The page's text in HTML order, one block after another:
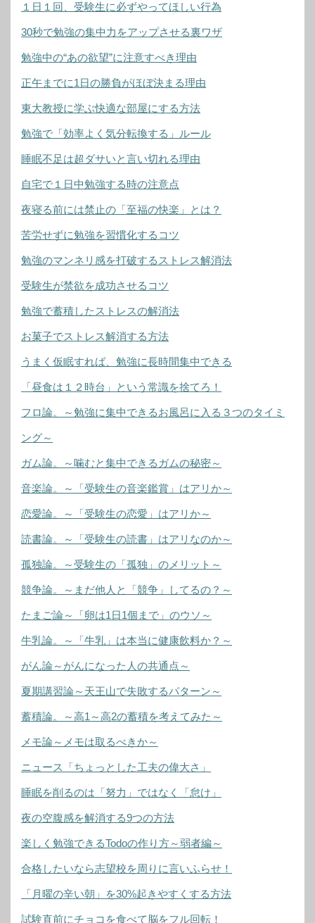
１日１回、受験生に必ずやってほしい行為
30秒で勉強の集中力をアップさせる裏ワザ
勉強中の“あの欲望”に注意すべき理由
正午までに1日の勝負がほぼ決まる理由
東大教授に学ぶ快適な部屋にする方法
勉強で「効率よく気分転換する」ルール
睡眠不足は超ダサいと言い切れる理由
自宅で１日中勉強する時の注意点
夜寝る前には禁止の「至福の快楽」とは？
苦労せずに勉強を習慣化するコツ
勉強のマンネリ感を打破するストレス解消法
受験生が禁欲を成功させるコツ
勉強で蓄積したストレスの解消法
お菓子でストレス解消する方法
うまく仮眠すれば、勉強に長時間集中できる
「昼食は１２時台」という常識を捨てろ！
フロ論。～勉強に集中できるお風呂に入る３つのタイミ
ング～
ガム論。～噛むと集中できるガムの秘密～
音楽論。～「受験生の音楽鑑賞」はアリか～
恋愛論。～「受験生の恋愛」はアリか～
読書論。～「受験生の読書」はアリなのか～
孤独論。～受験生の「孤独」のメリット～
競争論。～まだ他人と「競争」してるの？～
たまご論～「卵は1日1個まで」のウソ～
牛乳論。～「牛乳」は本当に健康飲料か？～
がん論～がんになった人の共通点～
夏期講習論～天王山で失敗するパターン～
蓄積論。～高1～高2の蓄積を考えてみた～
メモ論～メモは取るべきか～
ニュース「ちょっとした工夫の偉大さ」
睡眠を削るのは「努力」ではなく「怠け」
夜の空腹感を解消する9つの方法
楽しく勉強できるTodoの作り方～弱者編～
合格したいなら志望校を周りに言いふらせ！
「月曜の辛い朝」を30%起きやすくする方法
試験直前にチョコを食べて脳をフル回転！